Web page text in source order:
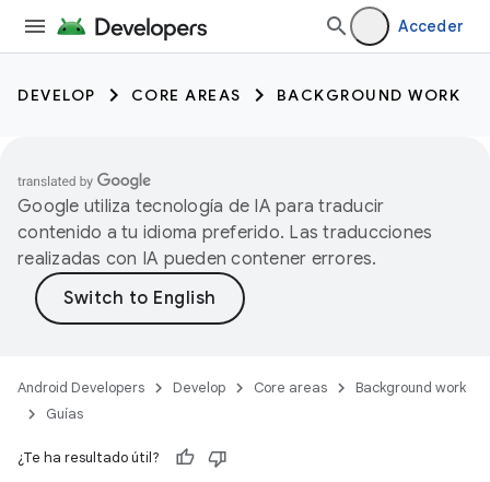
Acceder
DEVELOP CORE AREAS BACKGROUND WORK
Google utiliza tecnología de IA para traducir
contenido a tu idioma preferido. Las traducciones
realizadas con IA pueden contener errores.
Android Developers Develop Core areas
Background work
Guías
¿Te ha resultado útil?